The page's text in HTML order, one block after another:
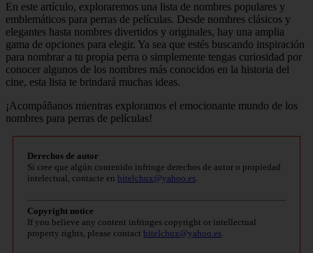
En este artículo, exploraremos una lista de nombres populares y
emblemáticos para perras de películas. Desde nombres clásicos y
elegantes hasta nombres divertidos y originales, hay una amplia
gama de opciones para elegir. Ya sea que estés buscando inspiración
para nombrar a tu propia perra o simplemente tengas curiosidad por
conocer algunos de los nombres más conocidos en la historia del
cine, esta lista te brindará muchas ideas.
¡Acompáñanos mientras exploramos el emocionante mundo de los
nombres para perras de películas!
Derechos de autor
Si cree que algún contenido infringe derechos de autor o propiedad
intelectual, contacte en bitelchux@yahoo.es.
Copyright notice
If you believe any content infringes copyright or intellectual
property rights, please contact bitelchux@yahoo.es.